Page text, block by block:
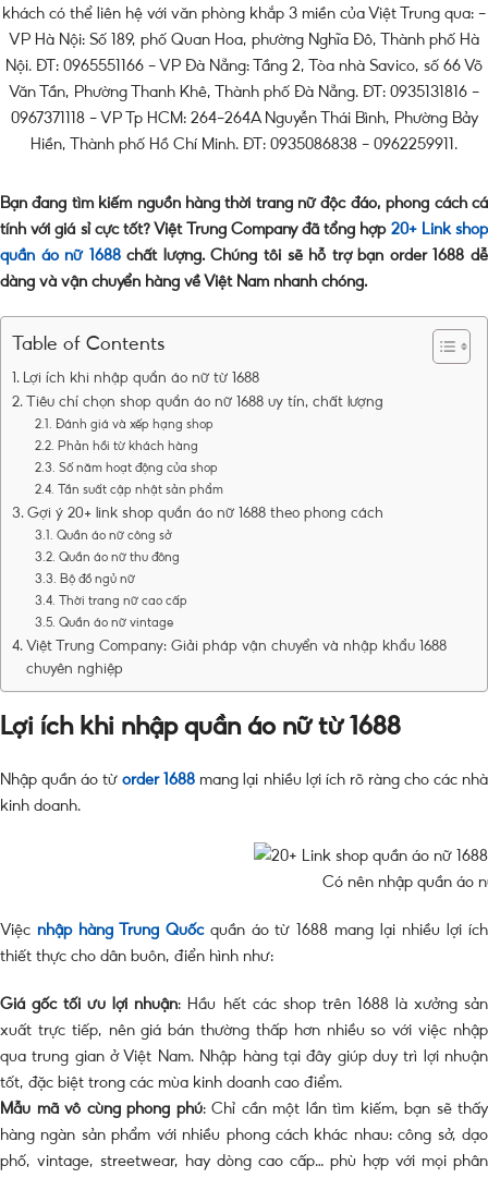
Bạn đang tìm kiếm nguồn hàng thời trang nữ độc đáo, phong cách cá
tính với giá sỉ cực tốt? Việt Trung Company đã tổng hợp 20+ Link shop
quần áo nữ 1688chất lượng. Chúng tôi sẽ hỗ trợ bạn order 1688 dễ
dàng và vận chuyển hàng về Việt Nam nhanh chóng.
Table of Contents
Lợi ích khi nhập quần áo nữ từ 1688
Tiêu chí chọn shop quần áo nữ 1688 uy tín, chất lượng
Đánh giá và xếp hạng shop
Phản hồi từ khách hàng
Số năm hoạt động của shop
Tần suất cập nhật sản phẩm
Gợi ý 20+ link shop quần áo nữ 1688 theo phong cách
Quần áo nữ công sở
Quần áo nữ thu đông
Bộ đồ ngủ nữ
Thời trang nữ cao cấp
Quần áo nữ vintage
Việt Trung Company: Giải pháp vận chuyển và nhập khẩu 1688
chuyên nghiệp
Lợi ích khi nhập quần áo nữ từ 1688
Nhập quần áo từorder 1688 mang lại nhiều lợi ích rõ ràng cho các nhà
kinh doanh.
Có nên nhập quần áo
Việc nhập hàng Trung Quốcquần áo từ 1688 mang lại nhiều lợi ích
thiết thực cho dân buôn, điển hình như:
Giá gốc tối ưu lợi nhuận: Hầu hết các shop trên 1688 là xưởng sản
xuất trực tiếp, nên giá bán thường thấp hơn nhiều so với việc nhập
qua trung gian ở Việt Nam. Nhập hàng tại đây giúp duy trì lợi nhuận
tốt, đặc biệt trong các mùa kinh doanh cao điểm.
Mẫu mã vô cùng phong phú: Chỉ cần một lần tìm kiếm, bạn sẽ thấy
hàng ngàn sản phẩm với nhiều phong cách khác nhau: công sở, dạo
phố, vintage, streetwear, hay dòng cao cấp… phù hợp với mọi phân